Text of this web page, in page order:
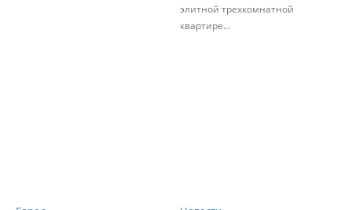
элитной трехкомнатной
квартире...